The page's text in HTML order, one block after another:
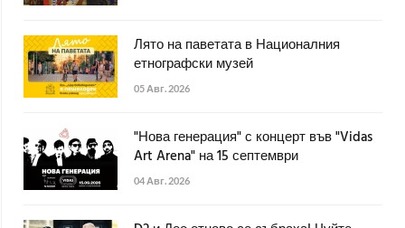
Лято на паветата в Националния
етнографски музей
05 Авг. 2026
"Нова генерация" с концерт във "Vidas
Art Arena" на 15 септември
04 Авг. 2026